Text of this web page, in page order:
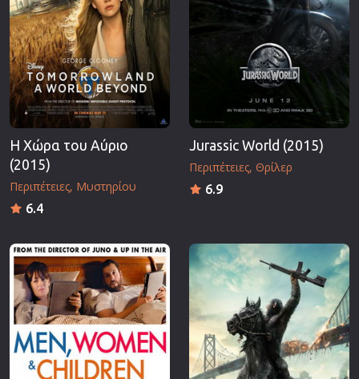
Η Χώρα του Αύριο
(2015)
Περιπέτειες Μυστηρίου
6.4
Jurassic World (2015)
Περιπέτειες Θρίλερ
6.9